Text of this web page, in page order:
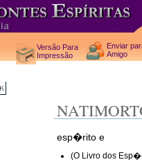
Versão Para
Impressão
Enviar
Amigo
esp�rito e
(O Livro dos